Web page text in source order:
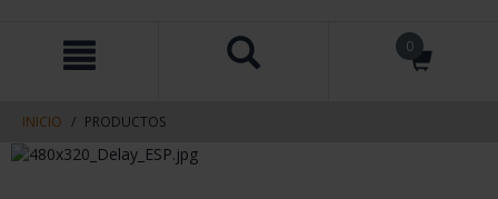
contenido
navegacin
0
INICIO PRODUCTOS